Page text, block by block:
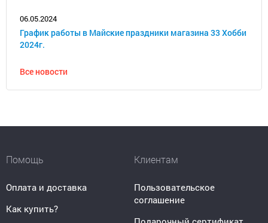
06.05.2024
График работы в Майские праздники магазина 33 Хобби
2024г.
Все новости
Помощь
Оплата и доставка
Как купить?
Клиентам
Пользовательское
соглашение